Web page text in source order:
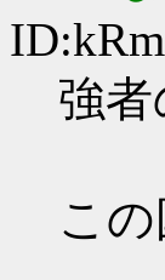
強
こ